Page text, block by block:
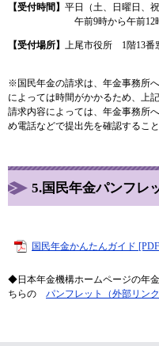
【受付時間】 平日（土、日曜日、
午前9時から午前12時・
【受付場所】 上尾市役所 1階13
※国民年金の請求は、年金事務所
によっては時間がかかるため、上
請求内容によっては、年金事務所
め電話などで提出先を確認するこ
5.国民年金パンフレ
国民年金かんたんガイド
◆日本年金機構ホームページの年
ちらの パンフレット（外部リンク